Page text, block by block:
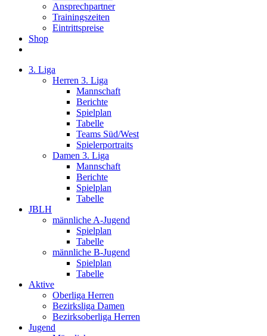
Ansprechpartner
Trainingszeiten
Eintrittspreise
Shop
3. Liga
Herren 3. Liga
Mannschaft
Berichte
Spielplan
Tabelle
Teams Süd/West
Spielerportraits
Damen 3. Liga
Mannschaft
Berichte
Spielplan
Tabelle
JBLH
männliche A-Jugend
Spielplan
Tabelle
männliche B-Jugend
Spielplan
Tabelle
Aktive
Oberliga Herren
Bezirksliga Damen
Bezirksoberliga Herren
Jugend